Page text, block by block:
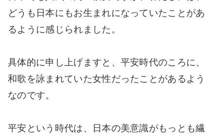
どうも日本にもお生まれになっていたことがあ
るように感じられました。
具体的に申し上げますと、平安時代のころに、
和歌を詠まれていた女性だったことがあるよう
なのです。
平安という時代は、日本の美意識がもっとも繊